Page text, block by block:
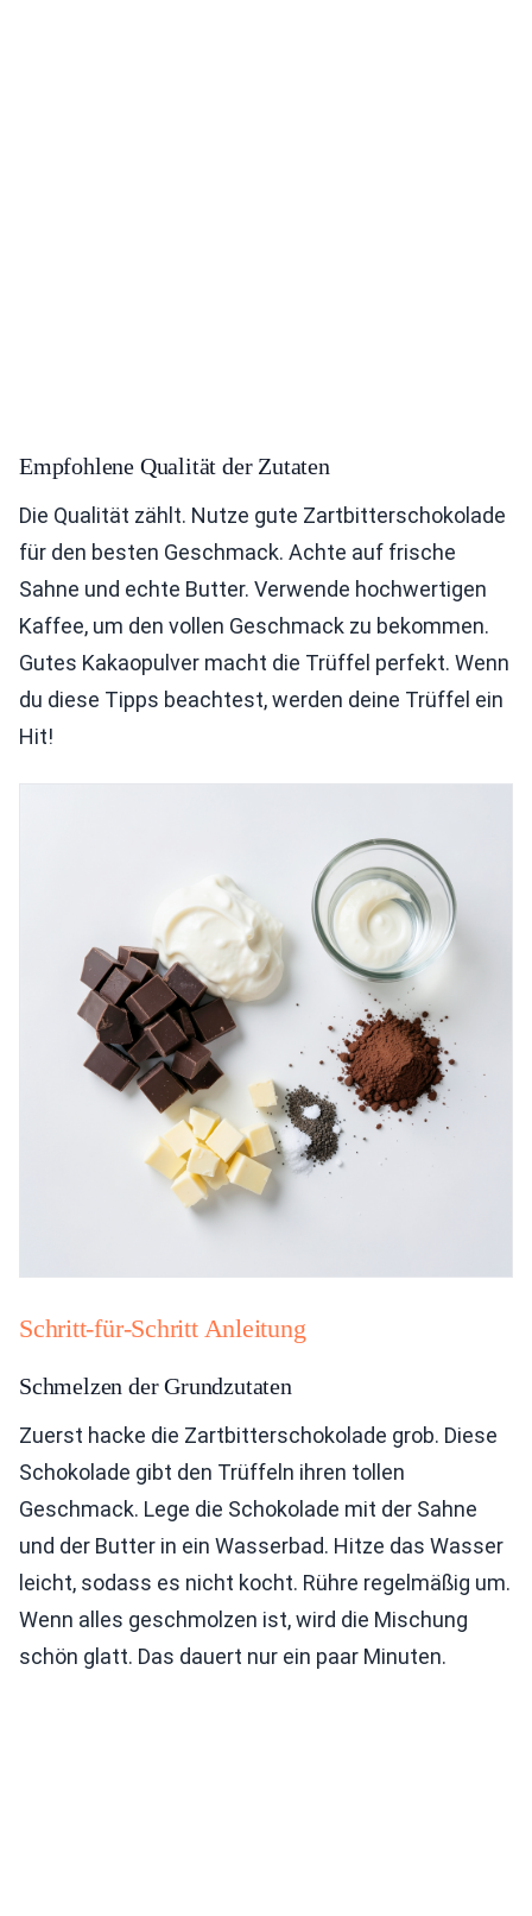
Empfohlene Qualität der Zutaten
Die Qualität zählt. Nutze gute Zartbitterschokolade
für den besten Geschmack. Achte auf frische
Sahne und echte Butter. Verwende hochwertigen
Kaffee, um den vollen Geschmack zu bekommen.
Gutes Kakaopulver macht die Trüffel perfekt. Wenn
du diese Tipps beachtest, werden deine Trüffel ein
Hit!
Schritt-für-Schritt Anleitung
Schmelzen der Grundzutaten
Zuerst hacke die Zartbitterschokolade grob. Diese
Schokolade gibt den Trüffeln ihren tollen
Geschmack. Lege die Schokolade mit der Sahne
und der Butter in ein Wasserbad. Hitze das Wasser
leicht, sodass es nicht kocht. Rühre regelmäßig um.
Wenn alles geschmolzen ist, wird die Mischung
schön glatt. Das dauert nur ein paar Minuten.